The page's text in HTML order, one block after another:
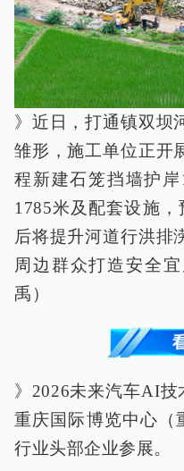
》近日，打通镇双坝
雏形，施工单位正开
程新建石笼挡墙护
1785米及配套设施
后将提升河道行洪排
周边群众打造安全
禹）
》2026未来汽车AI技
重庆国际博览中心（
行业头部企业参展。